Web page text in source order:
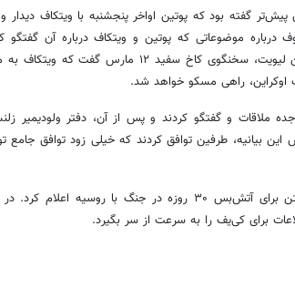
گفته بود که پوتین اواخر پنجشنبه با ویتکاف دیدار و
موضوعاتی که پوتین و ویتکاف درباره آن گفتگو
جزئیاتی را ارائه نداد. این در حالی است که کارولین لیویت، سخنگوی کاخ سفید ۱۲ مارس گفت
راهی مسکو خواهد شد.
نمایندگان آمریکایی ۱۱ مارس در جده ملاقات و گفتگو کردند و پس از آن، دفتر ولودیمیر
این بیانیه، طرفین توافق کردند که خیلی زود توافق جامع
کی‌یف آمادگی خود را برای پذیرش پیشنهاد واشنگتن برای آتش‌بس ۳۰ روزه در جنگ با روسیه
برای کی‌یف را به سرعت از سر بگیرد.